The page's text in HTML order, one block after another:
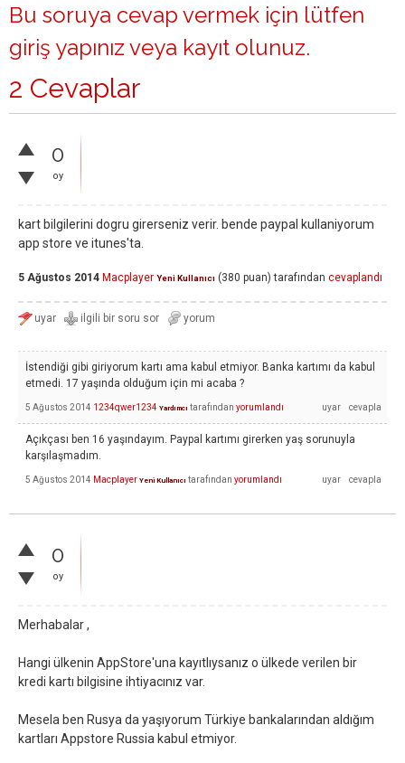
Bu soruya cevap vermek için lütfen
giriş yapınız veya kayıt olunuz.
2 Cevaplar
0
oy
kart bilgilerini dogru girerseniz verir. bende paypal kullaniyorum
app store ve itunes'ta.
5 Ağustos 2014 Macplayer Yeni Kullanıcı (380 puan) tarafından cevaplandı
İstendiği gibi giriyorum kartı ama kabul etmiyor. Banka kartımı da kabul
etmedi. 17 yaşında olduğum için mi acaba ?
5 Ağustos 2014 1234qwer1234 Yardımcı tarafından yorumlandı
Açıkçası ben 16 yaşındayım. Paypal kartımı girerken yaş sorunuyla
karşılaşmadım.
5 Ağustos 2014 Macplayer Yeni Kullanıcı tarafından yorumlandı
0
oy
Merhabalar ,
Hangi ülkenin AppStore'una kayıtlıysanız o ülkede verilen bir
kredi kartı bilgisine ihtiyacınız var.
Mesela ben Rusya da yaşıyorum Türkiye bankalarından aldığım
kartları Appstore Russia kabul etmiyor.